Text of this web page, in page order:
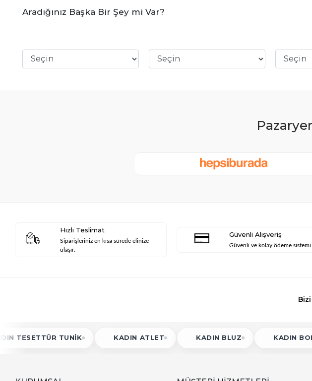
Aradığınız Başka Bir Şey mi Var?
Hızlı Teslimat
Siparişleriniz en kısa sürede elinize
ulaşır.
Güvenli Alışveriş
Güvenli ve kolay ödeme sistemi
TUNIK KADIN ATLET KADIN BLUZ KADIN BODY